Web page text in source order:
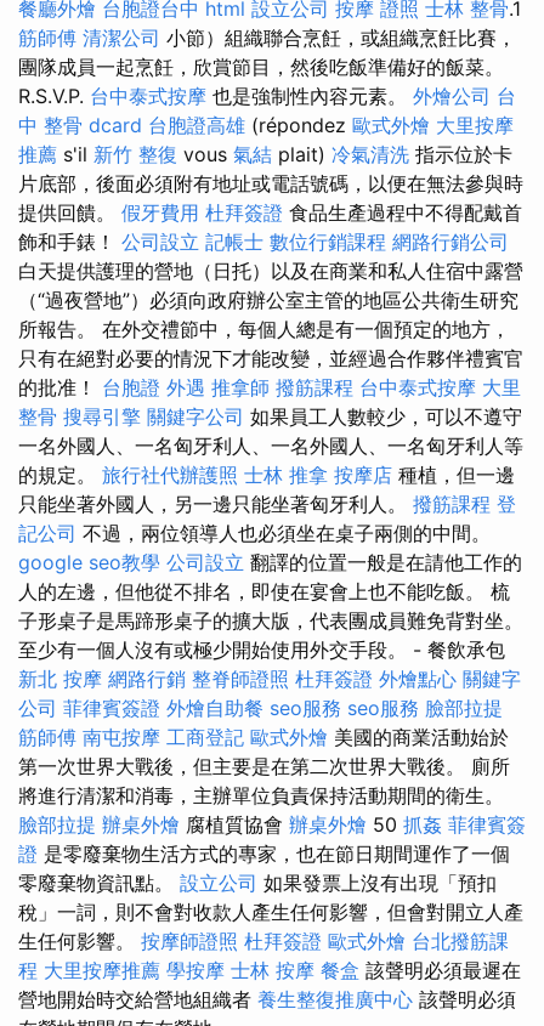
餐廳外燴 台胞證台中 html 設立公司 按摩 證照 士林 整骨.1
筋師傅 清潔公司 小節）組織聯合烹飪，或組織烹飪比賽，
團隊成員一起烹飪，欣賞節目，然後吃飯準備好的飯菜。
R.S.V.P. 台中泰式按摩 也是強制性內容元素。 外燴公司 台
中 整骨 dcard 台胞證高雄 (répondez 歐式外燴 大里按摩
推薦 s'il 新竹 整復 vous 氣結 plait) 冷氣清洗 指示位於卡
片底部，後面必須附有地址或電話號碼，以便在無法參與時
提供回饋。 假牙費用 杜拜簽證 食品生產過程中不得配戴首
飾和手錶！ 公司設立 記帳士 數位行銷課程 網路行銷公司
白天提供護理的營地（日托）以及在商業和私人住宿中露營
（“過夜營地”）必須向政府辦公室主管的地區公共衛生研究
所報告。 在外交禮節中，每個人總是有一個預定的地方，
只有在絕對必要的情況下才能改變，並經過合作夥伴禮賓官
的批准！ 台胞證 外遇 推拿師 撥筋課程 台中泰式按摩 大里
整骨 搜尋引擎 關鍵字公司 如果員工人數較少，可以不遵守
一名外國人、一名匈牙利人、一名外國人、一名匈牙利人等
的規定。 旅行社代辦護照 士林 推拿 按摩店 種植，但一邊
只能坐著外國人，另一邊只能坐著匈牙利人。 撥筋課程 登
記公司 不過，兩位領導人也必須坐在桌子兩側的中間。
google seo教學 公司設立 翻譯的位置一般是在請他工作的
人的左邊，但他從不排名，即使在宴會上也不能吃飯。 梳
子形桌子是馬蹄形桌子的擴大版，代表團成員難免背對坐。
至少有一個人沒有或極少開始使用外交手段。 - 餐飲承包
新北 按摩 網路行銷 整脊師證照 杜拜簽證 外燴點心 關鍵字
公司 菲律賓簽證 外燴自助餐 seo服務 seo服務 臉部拉提
筋師傅 南屯按摩 工商登記 歐式外燴 美國的商業活動始於
第一次世界大戰後，但主要是在第二次世界大戰後。 廁所
將進行清潔和消毒，主辦單位負責保持活動期間的衛生。
臉部拉提 辦桌外燴 腐植質協會 辦桌外燴 50 抓姦 菲律賓簽
證 是零廢棄物生活方式的專家，也在節日期間運作了一個
零廢棄物資訊點。 設立公司 如果發票上沒有出現「預扣
稅」一詞，則不會對收款人產生任何影響，但會對開立人產
生任何影響。 按摩師證照 杜拜簽證 歐式外燴 台北撥筋課
程 大里按摩推薦 學按摩 士林 按摩 餐盒 該聲明必須最遲在
營地開始時交給營地組織者 養生整復推廣中心 該聲明必須